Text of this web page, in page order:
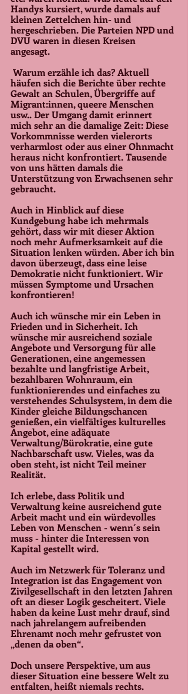
Handys kursiert, wurde damals auf
kleinen Zettelchen hin- und
hergeschrieben. Die Parteien NPD und
DVU waren in diesen Kreisen
angesagt.
häufen sich die Berichte über rechte
Gewalt an Schulen, Übergriffe auf
Migrant:innen, queere Menschen
usw.. Der Umgang damit erinnert
mich sehr an die damalige Zeit: Diese
Vorkommnisse werden vielerorts
verharmlost oder aus einer Ohnmacht
heraus nicht konfrontiert. Tausende
von uns hätten damals die
Unterstützung von Erwachsenen sehr
gebraucht.
Auch in Hinblick auf diese
Kundgebung habe ich mehrmals
gehört, dass wir mit dieser Aktion
noch mehr Aufmerksamkeit auf die
Situation lenken würden. Aber ich bin
davon überzeugt, dass eine leise
Demokratie nicht funktioniert. Wir
müssen Symptome und Ursachen
konfrontieren!
Auch ich wünsche mir ein Leben in
Frieden und in Sicherheit. Ich
wünsche mir ausreichend soziale
Angebote und Versorgung für alle
Generationen, eine angemessen
bezahlte und langfristige Arbeit,
bezahlbaren Wohnraum, ein
funktionierendes und einfaches zu
verstehendes Schulsystem, in dem die
Kinder gleiche Bildungschancen
genießen, ein vielfältiges kulturelles
Angebot, eine adäquate
Verwaltung/Bürokratie, eine gute
Nachbarschaft usw. Vieles, was da
oben steht, ist nicht Teil meiner
Realität.
Ich erlebe, dass Politik und
Verwaltung keine ausreichend gute
Arbeit macht und ein würdevolles
Leben von Menschen - wenn´s sein
muss - hinter die Interessen von
Kapital gestellt wird.
Auch im Netzwerk für Toleranz und
Integration ist das Engagement von
Zivilgesellschaft in den letzten Jahren
oft an dieser Logik gescheitert. Viele
haben da keine Lust mehr drauf, sind
nach jahrelangem aufreibenden
Ehrenamt noch mehr gefrustet von
„denen da oben“.
Doch unsere Perspektive, um aus
dieser Situation eine bessere Welt zu
entfalten, heißt niemals rechts.